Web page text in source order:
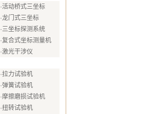
·活动桥式三坐标
·龙门式三坐标
·三坐标探测系统
·复合式坐标测量机
·激光干涉仪
·拉力试验机
·弹簧试验机
·摩擦磨损试验机
·扭转试验机